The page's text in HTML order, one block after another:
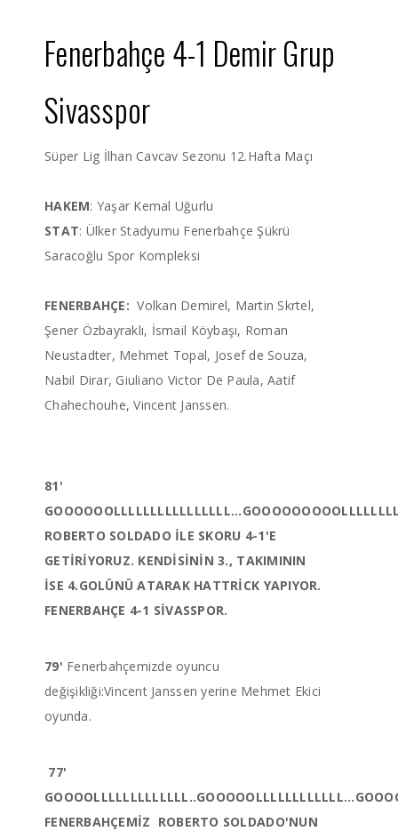
Fenerbahçe 4-1 Demir Grup
Sivasspor
Süper Lig İlhan Cavcav Sezonu 12.Hafta Maçı
HAKEM: Yaşar Kemal Uğurlu
STAT: Ülker Stadyumu Fenerbahçe Şükrü
Saracoğlu Spor Kompleksi
FENERBAHÇE:Volkan Demirel, Martin Skrtel,
Şener Özbayraklı, İsmail Köybaşı, Roman
Neustadter, Mehmet Topal, Josef de Souza,
Nabil Dirar, Giuliano Victor De Paula, Aatif
Chahechouhe, Vincent Janssen.
81'
ROBERTO SOLDADO İLE SKORU 4-1'E
GETİRİYORUZ. KENDİSİNİN 3., TAKIMININ
İSE 4.GOLÜNÜ ATARAK HATTRİCK YAPIYOR.
FENERBAHÇE 4-1 SİVASSPOR.
79' Fenerbahçemizde oyuncu
değişikliği:Vincent Janssen yerine Mehmet Ekici
oyunda.
77'
FENERBAHÇEMİZ ROBERTO SOLDADO'NUN